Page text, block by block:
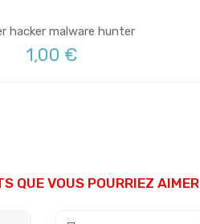
hacker malware hunter
1,00 €
QUE VOUS POURRIEZ AIMER